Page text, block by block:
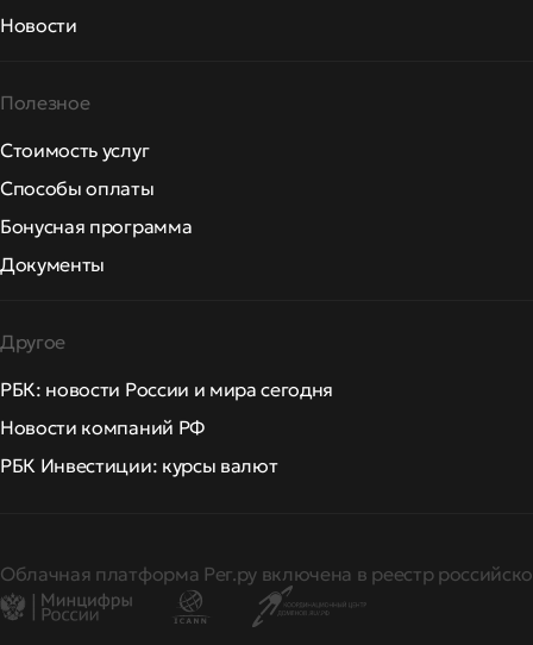
Новости
Полезное
Стоимость услуг
Способы оплаты
Бонусная программа
Документы
Другое
РБК: новости России и мира сегодня
Новости компаний РФ
РБК Инвестиции: курсы валют
Облачная платформа Рег.ру включена в реестр